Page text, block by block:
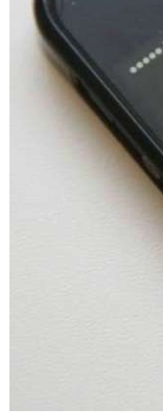
18:39
В
конкурс на
судоходный
Фестиваль
11–13